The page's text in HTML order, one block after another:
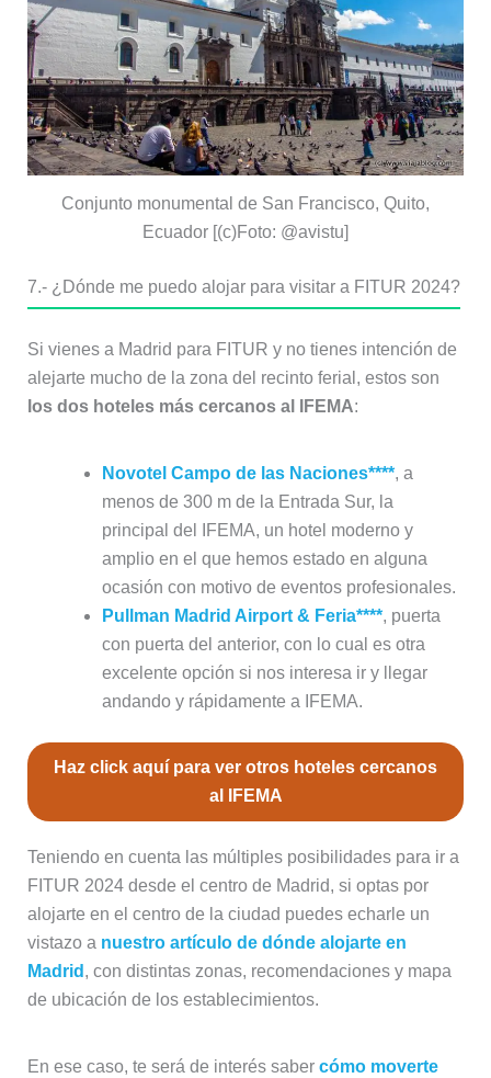
Conjunto monumental de San Francisco, Quito,
Ecuador [(c)Foto: @avistu]
7.- ¿Dónde me puedo alojar para visitar a FITUR 2024?
Si vienes a Madrid para FITUR y no tienes intención de
alejarte mucho de la zona del recinto ferial, estos son
los dos hoteles más cercanos al IFEMA:
Novotel Campo de las Naciones****, a
menos de 300 m de la Entrada Sur, la
principal del IFEMA, un hotel moderno y
amplio en el que hemos estado en alguna
ocasión con motivo de eventos profesionales.
Pullman Madrid Airport & Feria****, puerta
con puerta del anterior, con lo cual es otra
excelente opción si nos interesa ir y llegar
andando y rápidamente a IFEMA.
Haz click aquí para ver otros hoteles cercanos
al IFEMA
Teniendo en cuenta las múltiples posibilidades para ir a
FITUR 2024 desde el centro de Madrid, si optas por
alojarte en el centro de la ciudad puedes echarle un
vistazo a nuestro artículo de dónde alojarte en
Madrid , con distintas zonas, recomendaciones y mapa
de ubicación de los establecimientos.
En ese caso, te será de interés saber cómo moverte